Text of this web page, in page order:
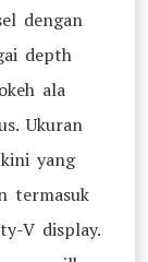
dengan
depth
ala
Ukuran
yang
termasuk
V display.